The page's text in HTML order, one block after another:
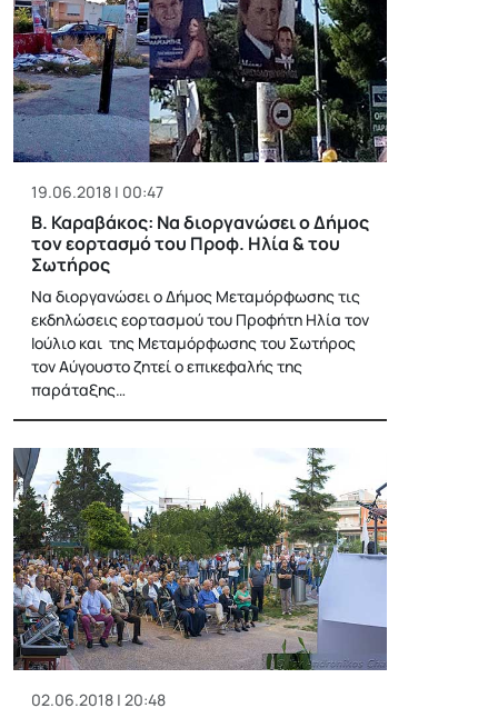
19.06.2018 | 00:47
Β. Καραβάκος: Να διοργανώσει ο Δήμος
τον εορτασμό του Προφ. Ηλία & του
Σωτήρος
Να διοργανώσει ο Δήμος Μεταμόρφωσης τις
εκδηλώσεις εορτασμού του Προφήτη Ηλία τον
Ιούλιο και της Μεταμόρφωσης του Σωτήρος
τον Αύγουστο ζητεί ο επικεφαλής της
παράταξης…
02.06.2018 | 20:48